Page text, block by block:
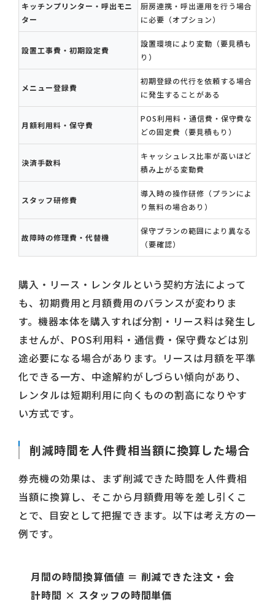
キッチンプリンター・呼出モニ
ター
厨房連携・呼出運用を行う場合
に必要（オプション）
設置工事費・初期設定費
設置環境により変動（要見積も
り）
メニュー登録費
初期登録の代行を依頼する場合
に発生することがある
月額利用料・保守費
POS利用料・通信費・保守費な
どの固定費（要見積もり）
決済手数料
キャッシュレス比率が高いほど
積み上がる変動費
スタッフ研修費
導入時の操作研修（プランによ
り無料の場合あり）
故障時の修理費・代替機
保守プランの範囲により異なる
（要確認）
購入・リース・レンタルという契約方法によって
も、初期費用と月額費用のバランスが変わりま
す。機器本体を購入すれば分割・リース料は発生し
ませんが、POS利用料・通信費・保守費などは別
途必要になる場合があります。リースは月額を平準
化できる一方、中途解約がしづらい傾向があり、
レンタルは短期利用に向くものの割高になりやす
い方式です。
削減時間を人件費相当額に換算した場合
券売機の効果は、まず削減できた時間を人件費相
当額に換算し、そこから月額費用等を差し引くこ
とで、目安として把握できます。以下は考え方の一
例です。
月間の時間換算価値 ＝ 削減できた注文・会
計時間 × スタッフの時間単価